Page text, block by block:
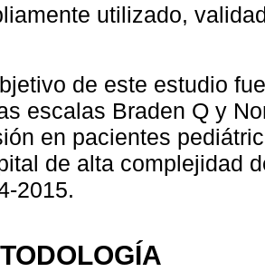
utilizado,
de este estudio
escalas Braden Q y
en pacientes
de alta complejidad
2015.